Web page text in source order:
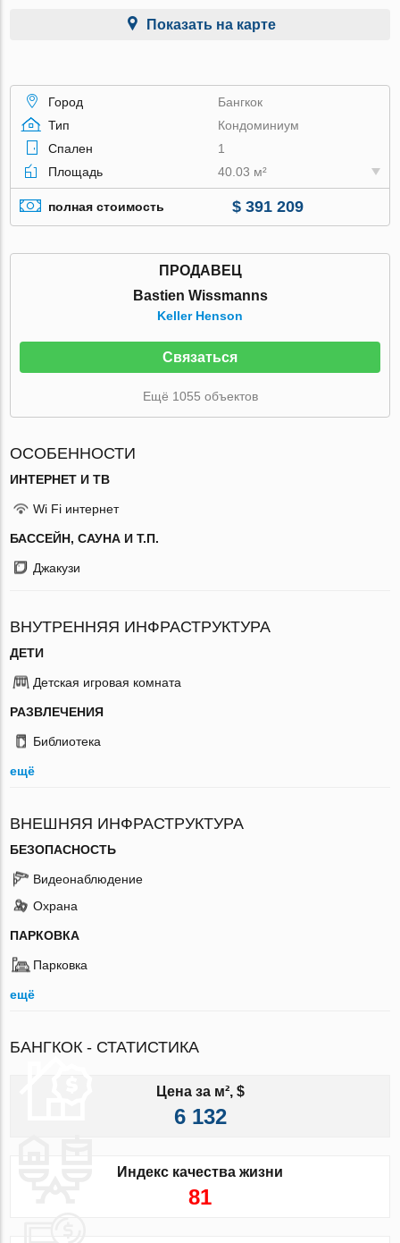
Показать на карте
Город
Бангкок
Тип
Кондоминиум
Спален
1
Площадь
40.03 м²
полная стоимость $ 391 209
ПРОДАВЕЦ
Bastien Wissmanns
Keller Henson
Связаться
Ещё 1055 объектов
ОСОБЕННОСТИ
ИНТЕРНЕТ И ТВ
Wi Fi интернет
БАССЕЙН, САУНА И Т.П.
Джакузи
ВНУТРЕННЯЯ ИНФРАСТРУКТУРА
ДЕТИ
Детская игровая комната
РАЗВЛЕЧЕНИЯ
Библиотека
ещё
ВНЕШНЯЯ ИНФРАСТРУКТУРА
БЕЗОПАСНОСТЬ
Видеонаблюдение
Охрана
ПАРКОВКА
Парковка
ещё
БАНГКОК - СТАТИСТИКА
Цена за м², $
6 132
Индекс качества жизни
81